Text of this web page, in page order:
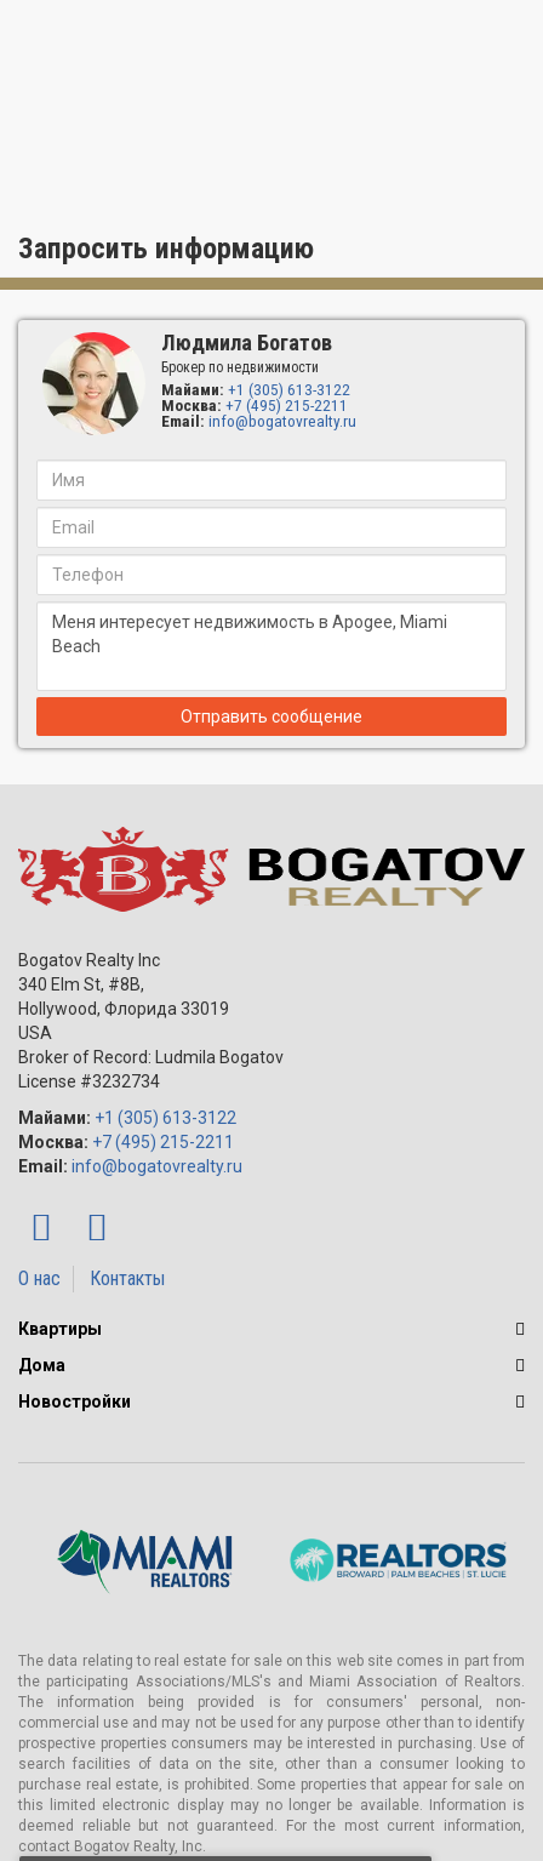
развлечения, рестораны и ночные клубы.
В 2007 году Apogee был признан архитектурным шедевром
высоких, и они действительно этого стоят, ведь Apogee
устанавливает золотой стандарт для всех кондоминиумов,
показывая какой должна быть настоящая роскошь.
Запросить информацию
Людмила Богатов
Брокер по недвижимости
Майами: +1 (305) 613-3122
Москва: +7 (495) 215-2211
Email: info@bogatovrealty.ru
Отправить сообщение
Bogatov Realty Inc
340 Elm St, #8B,
Hollywood, Флорида 33019
USA
Broker of Record: Ludmila Bogatov
License #3232734
Майами: +1 (305) 613-3122
Москва: +7 (495) 215-2211
Email: info@bogatovrealty.ru
О нас Контакты
Квартиры
Дома
Новостройки
The data relating to real estate for sale on this web site comes in part from
the participating Associations/MLS's and Miami Association of Realtors.
The information being provided is for consumers' personal, non-
commercial use and may not be used for any purpose other than to identify
prospective properties consumers may be interested in purchasing. Use of
search facilities of data on the site, other than a consumer looking to
purchase real estate, is prohibited. Some properties that appear for sale on
this limited electronic display may no longer be available. Information is
deemed reliable but not guaranteed. For the most current information,
contact Bogatov Realty, Inc.